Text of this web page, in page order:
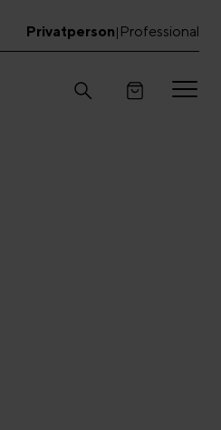
Privatperson| Professional